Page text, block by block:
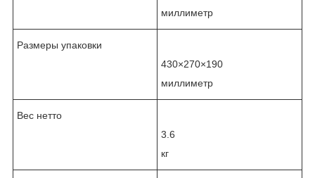
миллиметр
Размеры упаковки
430×270×190
миллиметр
Вес нетто
3.6
кг